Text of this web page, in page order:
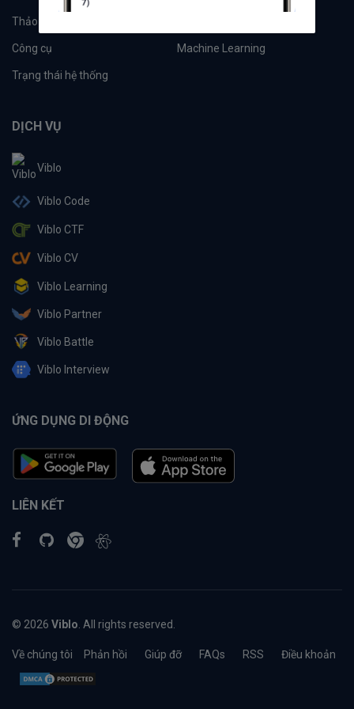
Thảo luận
Công cụ Machine Learning
Trạng thái hệ thống
DỊCH VỤ
Viblo
Viblo Code
Viblo CTF
Viblo CV
Viblo Learning
Viblo Partner
Viblo Battle
Viblo Interview
ỨNG DỤNG DI ĐỘNG
LIÊN KẾT
© 2026 Viblo . All rights reserved.
Về chúng tôi Phản hồi Giúp đỡ FAQs RSS Điều khoản